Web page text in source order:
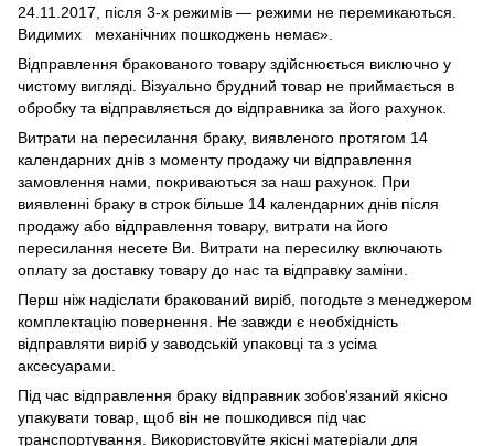
24.11.2017, після 3-х режимів — режими не перемикаються.
Видимих механічних пошкоджень немає».
Відправлення бракованого товару здійснюється виключно у
чистому вигляді. Візуально брудний товар не приймається в
обробку та відправляється до відправника за його рахунок.
Витрати на пересилання браку, виявленого протягом 14
календарних днів з моменту продажу чи відправлення
замовлення нами, покриваються за наш рахунок. При
виявленні браку в строк більше 14 календарних днів після
продажу або відправлення товару, витрати на його
пересилання несете Ви. Витрати на пересилку включають
оплату за доставку товару до нас та відправку заміни.
Перш ніж надіслати бракований виріб, погодьте з менеджером
комплектацію повернення. Не завжди є необхідність
відправляти виріб у заводській упаковці та з усіма
аксесуарами.
Під час відправлення браку відправник зобов'язаний якісно
упакувати товар, щоб він не пошкодився під час
транспортування. Використовуйте якісні матеріали для